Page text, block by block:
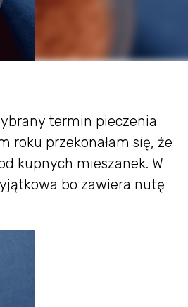
termin pieczenia
roku przekonałam się, że
kupnych mieszanek. W
bo zawiera nutę